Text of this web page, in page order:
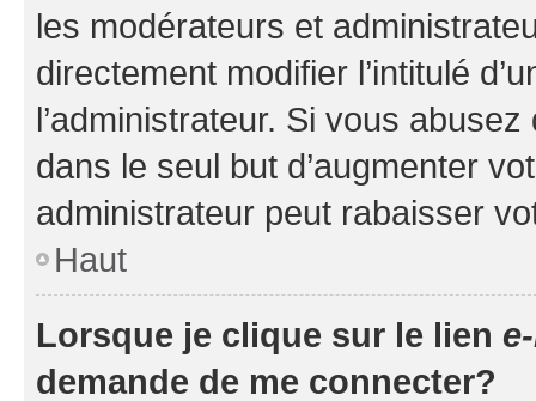
les modérateurs et
directement modifier l’intitulé
l’administrateur. Si vous
dans le seul but d’augmenter
administrateur peut rabaisser
Haut
Lorsque je clique sur le lien
demande de me connecter?